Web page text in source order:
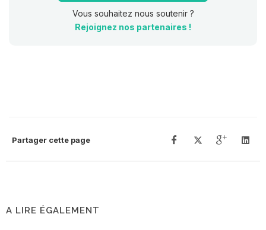
Vous souhaitez nous soutenir ?
Rejoignez nos partenaires !
Partager cette page
A LIRE ÉGALEMENT